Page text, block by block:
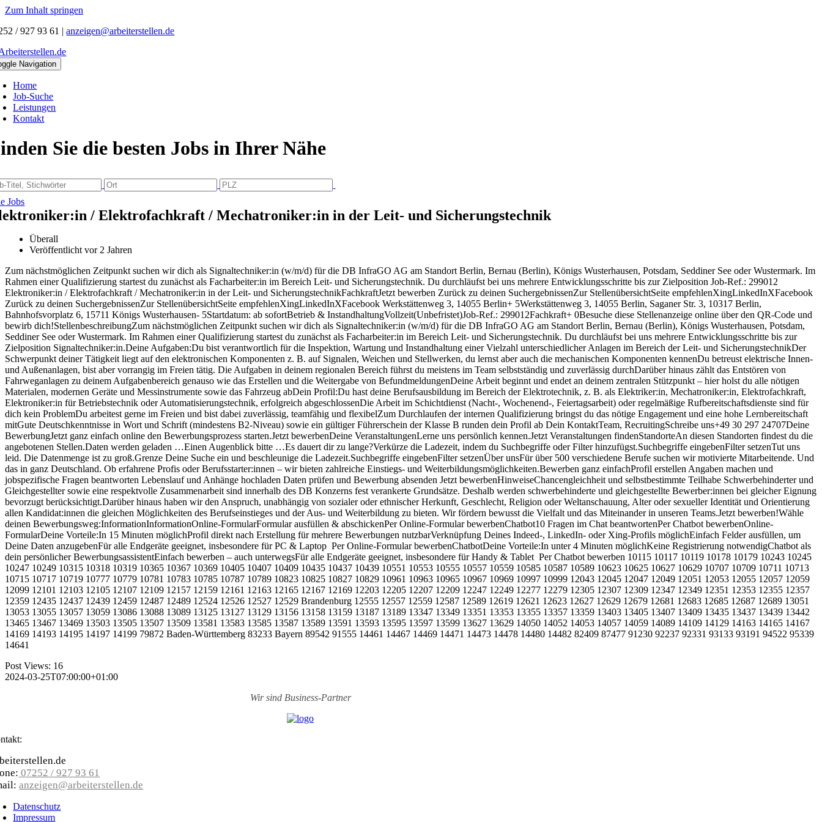
Zum Inhalt springen
/ 927 93 61 |anzeigen@arbeiterstellen.de
Navigation
Home
Job-Suche
Leistungen
Kontakt
Sie die besten Jobs in Ihrer Nähe
Jobs
/ Elektrofachkraft / Mechatroniker:in in der Leit- und Sicherungstechnik
Überall
Veröffentlicht vor 2 Jahren
Zum nächstmöglichen Zeitpunkt suchen wir dich als Signaltechniker:in (w/m/d) für die DB InfraGO AG am Standort Berlin, Bernau (Berlin), Königs Wusterhausen, Potsdam, Seddiner See oder Wustermark. Im
Rahmen einer Qualifizierung startest du zunächst als Facharbeiter:in im Bereich Leit- und Sicherungstechnik. Du durchläufst bei uns mehrere Entwicklungsschritte bis zur Zielposition Job-Ref.: 299012
Elektroniker:in / Elektrofachkraft / Mechatroniker:in in der Leit- und SicherungstechnikFachkraftJetzt bewerben Zurück zu deinen SuchergebnissenZur StellenübersichtSeite empfehlenXingLinkedInXFacebook
Zurück zu deinen SuchergebnissenZur StellenübersichtSeite empfehlenXingLinkedInXFacebook Werkstättenweg 3, 14055 Berlin+ 5Werkstättenweg 3, 14055 Berlin, Saganer Str. 3, 10317 Berlin,
Bahnhofsvorplatz 6, 15711 Königs Wusterhausen- 5Startdatum: ab sofortBetrieb & InstandhaltungVollzeit(Unbefristet)Job-Ref.: 299012Fachkraft+ 0Besuche diese Stellenanzeige online über den QR-Code und
bewirb dich!StellenbeschreibungZum nächstmöglichen Zeitpunkt suchen wir dich als Signaltechniker:in (w/m/d) für die DB InfraGO AG am Standort Berlin, Bernau (Berlin), Königs Wusterhausen, Potsdam,
Seddiner See oder Wustermark. Im Rahmen einer Qualifizierung startest du zunächst als Facharbeiter:in im Bereich Leit- und Sicherungstechnik. Du durchläufst bei uns mehrere Entwicklungsschritte bis zur
Zielposition Signaltechniker:in.Deine Aufgaben:Du bist verantwortlich für die Inspektion, Wartung und Instandhaltung einer Vielzahl unterschiedlicher Anlagen im Bereich der Leit- und SicherungstechnikDer
Schwerpunkt deiner Tätigkeit liegt auf den elektronischen Komponenten z. B. auf Signalen, Weichen und Stellwerken, du lernst aber auch die mechanischen Komponenten kennenDu betreust elektrische Innen-
und Außenanlagen, bist aber vorrangig im Freien tätig. Die Aufgaben in deinem regionalen Bereich führst du meistens im Team selbstständig und zuverlässig durchDarüber hinaus zählt das Entstören von
Fahrweganlagen zu deinem Aufgabenbereich genauso wie das Erstellen und die Weitergabe von BefundmeldungenDeine Arbeit beginnt und endet an deinem zentralen Stützpunkt – hier holst du alle nötigen
Materialen, modernen Geräte und Messinstrumente sowie das Fahrzeug abDein Profil:Du hast deine Berufsausbildung im Bereich der Elektrotechnik, z. B. als Elektriker:in, Mechatroniker:in, Elektrofachkraft,
Elektroniker:in für Betriebstechnik oder Automatisierungstechnik, erfolgreich abgeschlossenDie Arbeit im Schichtdienst (Nacht-, Wochenend-, Feiertagsarbeit) oder regelmäßige Rufbereitschaftsdienste sind für
dich kein ProblemDu arbeitest gerne im Freien und bist dabei zuverlässig, teamfähig und flexibelZum Durchlaufen der internen Qualifizierung bringst du das nötige Engagement und eine hohe Lernbereitschaft
mitGute Deutschkenntnisse in Wort und Schrift (mindestens B2-Niveau) sowie ein gültiger Führerschein der Klasse B runden dein Profil ab Dein KontaktTeam, RecruitingSchreibe uns+49 30 297 24707Deine
BewerbungJetzt ganz einfach online den Bewerbungsprozess starten.Jetzt bewerbenDeine VeranstaltungenLerne uns persönlich kennen.Jetzt Veranstaltungen findenStandorteAn diesen Standorten findest du die
angebotenen Stellen.Daten werden geladen …Einen Augenblick bitte …Es dauert dir zu lange?Verkürze die Ladezeit, indem du Suchbegriffe oder Filter hinzufügst.Suchbegriffe eingebenFilter setzenTut uns
leid. Die Datenmenge ist zu groß.Grenze Deine Suche ein und beschleunige die Ladezeit.Suchbegriffe eingebenFilter setzenÜber unsFür über 500 verschiedene Berufe suchen wir motivierte Mitarbeitende. Und
das in ganz Deutschland. Ob erfahrene Profis oder Berufsstarter:innen – wir bieten zahlreiche Einstiegs- und Weiterbildungsmöglichkeiten.Bewerben ganz einfachProfil erstellen Angaben machen und
jobspezifische Fragen beantworten Lebenslauf und Anhänge hochladen Daten prüfen und Bewerbung absenden Jetzt bewerbenHinweiseChancengleichheit und selbstbestimmte Teilhabe Schwerbehinderter und
Gleichgestellter sowie eine respektvolle Zusammenarbeit sind innerhalb des DB Konzerns fest verankerte Grundsätze. Deshalb werden schwerbehinderte und gleichgestellte Bewerber:innen bei gleicher Eignung
bevorzugt berücksichtigt.Darüber hinaus haben wir den Anspruch, unabhängig von sozialer oder ethnischer Herkunft, Geschlecht, Religion oder Weltanschauung, Alter oder sexueller Identität und Orientierung
allen Kandidat:innen die gleichen Möglichkeiten des Berufseinstieges und der Aus- und Weiterbildung zu bieten. Wir fördern bewusst die Vielfalt und das Miteinander in unseren Teams.Jetzt bewerben!Wähle
deinen Bewerbungsweg:InformationInformationOnline-FormularFormular ausfüllen & abschickenPer Online-Formular bewerbenChatbot10 Fragen im Chat beantwortenPer Chatbot bewerbenOnline-
FormularDeine Vorteile:In 15 Minuten möglichProfil direkt nach Erstellung für mehrere Bewerbungen nutzbarVerknüpfung Deines Indeed-, LinkedIn- oder Xing-Profils möglichEinfach Felder ausfüllen, um
Deine Daten anzugebenFür alle Endgeräte geeignet, insbesondere für PC & Laptop Per Online-Formular bewerbenChatbotDeine Vorteile:In unter 4 Minuten möglichKeine Registrierung notwendigChatbot als
dein persönlicher BewerbungsassistentEinfach bewerben – auch unterwegsFür alle Endgeräte geeignet, insbesondere für Handy & Tablet Per Chatbot bewerben 10115 10117 10119 10178 10179 10243 10245
10247 10249 10315 10318 10319 10365 10367 10369 10405 10407 10409 10435 10437 10439 10551 10553 10555 10557 10559 10585 10587 10589 10623 10625 10627 10629 10707 10709 10711 10713
10715 10717 10719 10777 10779 10781 10783 10785 10787 10789 10823 10825 10827 10829 10961 10963 10965 10967 10969 10997 10999 12043 12045 12047 12049 12051 12053 12055 12057 12059
12099 12101 12103 12105 12107 12109 12157 12159 12161 12163 12165 12167 12169 12203 12205 12207 12209 12247 12249 12277 12279 12305 12307 12309 12347 12349 12351 12353 12355 12357
12359 12435 12437 12439 12459 12487 12489 12524 12526 12527 12529 Brandenburg 12555 12557 12559 12587 12589 12619 12621 12623 12627 12629 12679 12681 12683 12685 12687 12689 13051
13053 13055 13057 13059 13086 13088 13089 13125 13127 13129 13156 13158 13159 13187 13189 13347 13349 13351 13353 13355 13357 13359 13403 13405 13407 13409 13435 13437 13439 13442
13465 13467 13469 13503 13505 13507 13509 13581 13583 13585 13587 13589 13591 13593 13595 13597 13599 13627 13629 14050 14052 14053 14057 14059 14089 14109 14129 14163 14165 14167
14169 14193 14195 14197 14199 79872 Baden-Württemberg 83233 Bayern 89542 91555 14461 14467 14469 14471 14473 14478 14480 14482 82409 87477 91230 92237 92331 93133 93191 94522 95339
14641
Post Views: 16
2024-03-25T07:00:00+01:00
Wir sind Business-Partner
07252 / 927 93 61
anzeigen@arbeiterstellen.de
Datenschutz
Impressum